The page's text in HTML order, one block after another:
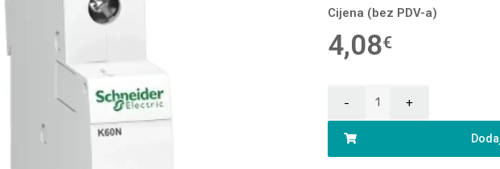
Cijena (bez PDV-a)
4,08€